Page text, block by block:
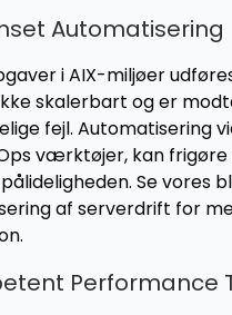
Automatisering
i AIX-miljøer
skalerbart og er
fejl. Automatisering
værktøjer, kan
Se vores
af serverdrift for
Performance